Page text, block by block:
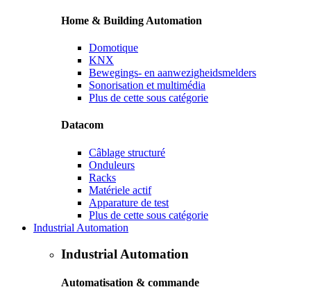
Home & Building Automation
Domotique
KNX
Bewegings- en aanwezigheidsmelders
Sonorisation et multimédia
Plus de cette sous catégorie
Datacom
Câblage structuré
Onduleurs
Racks
Matériele actif
Apparature de test
Plus de cette sous catégorie
Industrial Automation
Industrial Automation
Automatisation & commande